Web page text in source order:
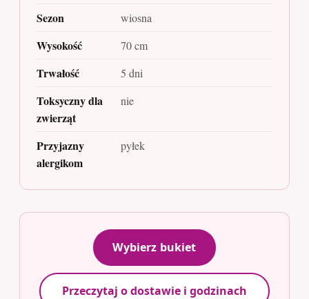
Sezon wiosna
Wysokość 70 cm
Trwałość 5 dni
Toksyczny dla
zwierząt
nie
Przyjazny
alergikom
pyłek
Wybierz bukiet
Przeczytaj o dostawie i godzinach